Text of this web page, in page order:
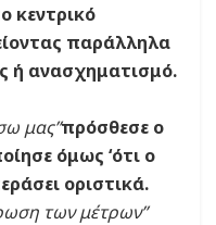
κεντρικό
παράλληλα
ή ανασχηματισμό.
μας”πρόσθεσε ο
όμως ‘ότι ο
οριστικά.
των μέτρων”